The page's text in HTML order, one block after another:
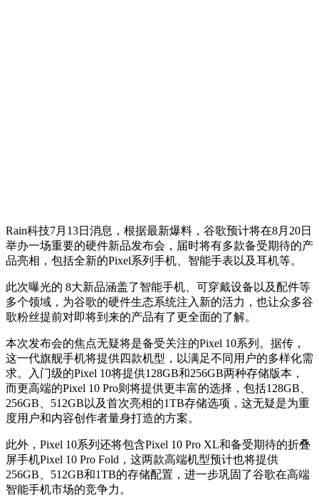
Rain科技7月13日消息，根据最新爆料，谷歌预计将在8月20日
举办一场重要的硬件新品发布会，届时将有多款备受期待的产
品亮相，包括全新的Pixel系列手机、智能手表以及耳机等。
此次曝光的 8大新品涵盖了智能手机、可穿戴设备以及配件等
多个领域 ，为谷歌的硬件生态系统注入新的活力，也让众多谷
歌粉丝提前对即将到来的产品有了更全面的了解。
本次发布会的焦点无疑将是备受关注的Pixel 10系列。据传，
这一代旗舰手机将提供四款机型，以满足不同用户的多样化需
求。入门级的Pixel 10将提供128GB和256GB两种存储版本，
而更高端的Pixel 10 Pro则将提供更丰富的选择，包括128GB、
256GB、512GB以及首次亮相的1TB存储选项，这无疑是为重
度用户和内容创作者量身打造的方案。
此外，Pixel 10系列还将包含Pixel 10 Pro XL和备受期待的折叠
屏手机Pixel 10 Pro Fold，这两款高端机型预计也将提供
256GB、512GB和1TB的存储配置，进一步巩固了谷歌在高端
智能手机市场的竞争力。